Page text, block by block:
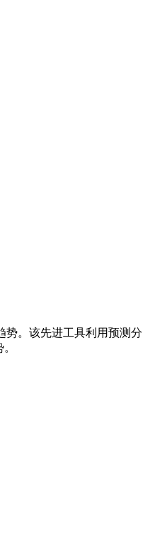
势。该先进工具利用预测分